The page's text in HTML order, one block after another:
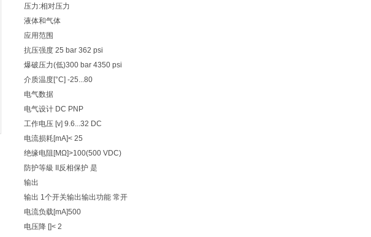
压力:相对压力
液体和气体
应用范围
抗压强度 25 bar 362 psi
爆破压力(低)300 bar 4350 psi
介质温度[°C] -25...80
电气数据
电气设计 DC PNP
工作电压 [v] 9.6...32 DC
电流损耗[mA]< 25
绝缘电阻[MΩ]>100(500 VDC)
防护等級 II反相保护 是
输出
输出 1个开关输出输出功能 常开
电流负载[mA]500
电压降 []< 2